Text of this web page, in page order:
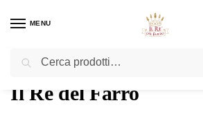
MENU
Home Autore: Il Re del Farro
Il Re del Farro